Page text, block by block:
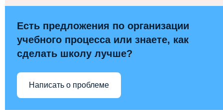
Есть предложения по организации
учебного процесса или знаете, как
сделать школу лучше?
Написать о проблеме